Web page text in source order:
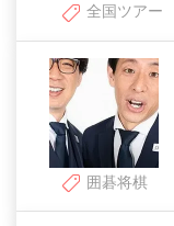
全国ツアー
囲碁将棋